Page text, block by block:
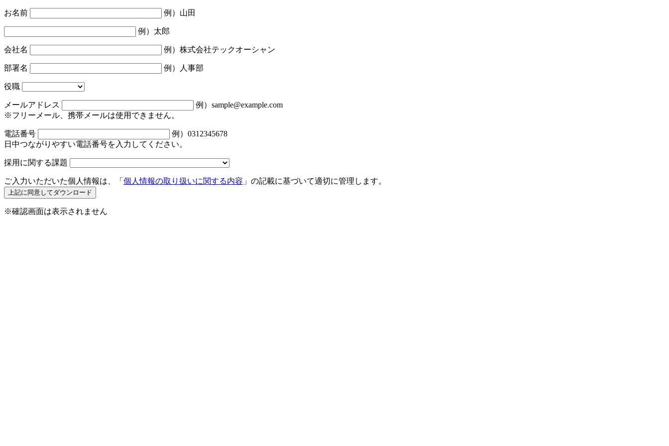
お名前 例）山田
例）太郎
会社名 例）株式会社テックオーシャン
部署名 例）人事部
役職
メールアドレス
例）sample@example.com
※フリーメール、携帯メールは使用できません。
電話番号
例）0312345678
日中つながりやすい電話番号を入力してください。
採用に関する課題
ご入力いただいた個人情報は、「 個人情報の取り扱いに関する内容 」の記載に基づいて適切に管理します。
※確認画面は表示されません